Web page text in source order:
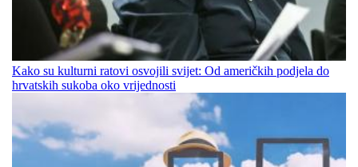
Kako su kulturni ratovi osvojili svijet: Od američkih podjela do
hrvatskih sukoba oko vrijednosti